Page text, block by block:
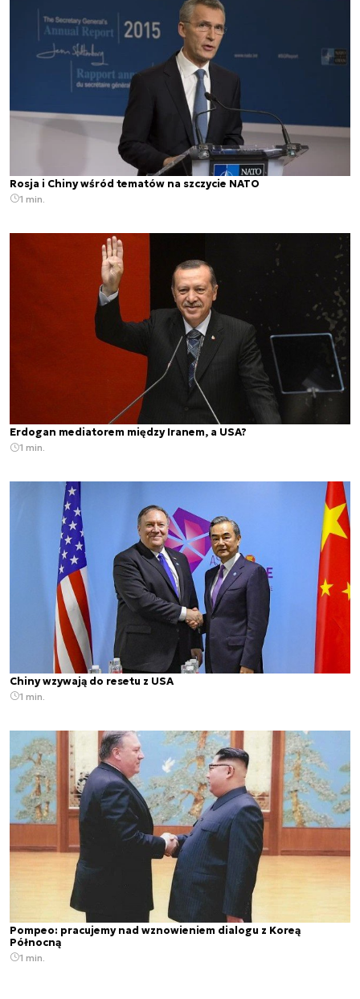
Rosja i Chiny wśród tematów na szczycie NATO
1 min.
Erdogan mediatorem między Iranem, a USA?
1 min.
Chiny wzywają do resetu z USA
1 min.
Pompeo: pracujemy nad wznowieniem dialogu z Koreą
Północną
1 min.